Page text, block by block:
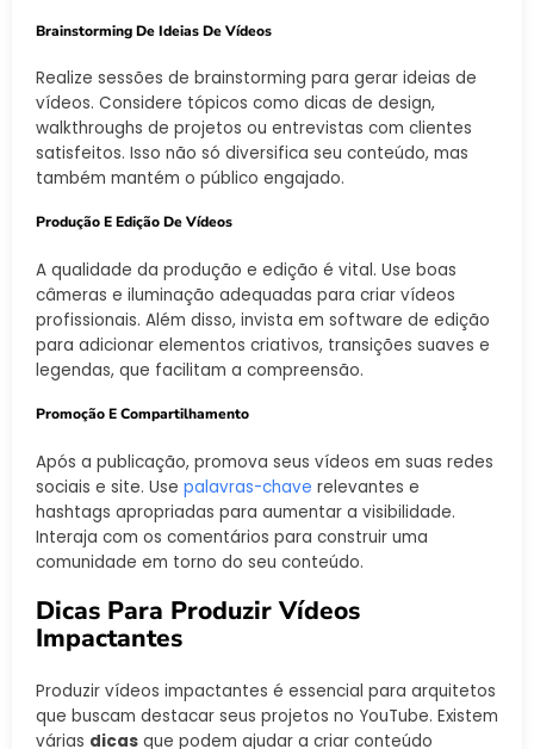
Brainstorming De Ideias De Vídeos
Realize sessões de brainstorming para gerar ideias de
vídeos. Considere tópicos como dicas de design,
walkthroughs de projetos ou entrevistas com clientes
satisfeitos. Isso não só diversifica seu conteúdo, mas
também mantém o público engajado.
Produção E Edição De Vídeos
A qualidade da produção e edição é vital. Use boas
câmeras e iluminação adequadas para criar vídeos
profissionais. Além disso, invista em software de edição
para adicionar elementos criativos, transições suaves e
legendas, que facilitam a compreensão.
Promoção E Compartilhamento
Após a publicação, promova seus vídeos em suas redes
sociais e site. Use palavras-chave relevantes e
hashtags apropriadas para aumentar a visibilidade.
Interaja com os comentários para construir uma
comunidade em torno do seu conteúdo.
Dicas Para Produzir Vídeos
Impactantes
Produzir vídeos impactantes é essencial para arquitetos
que buscam destacar seus projetos no YouTube. Existem
várias dicas que podem ajudar a criar conteúdo